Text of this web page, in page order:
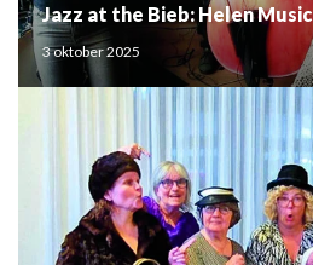
Jazz at the Bieb: Helen Music
3 oktober 2025